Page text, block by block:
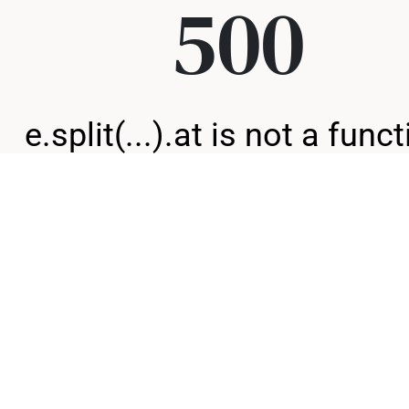
500
e.split(...).at is not a